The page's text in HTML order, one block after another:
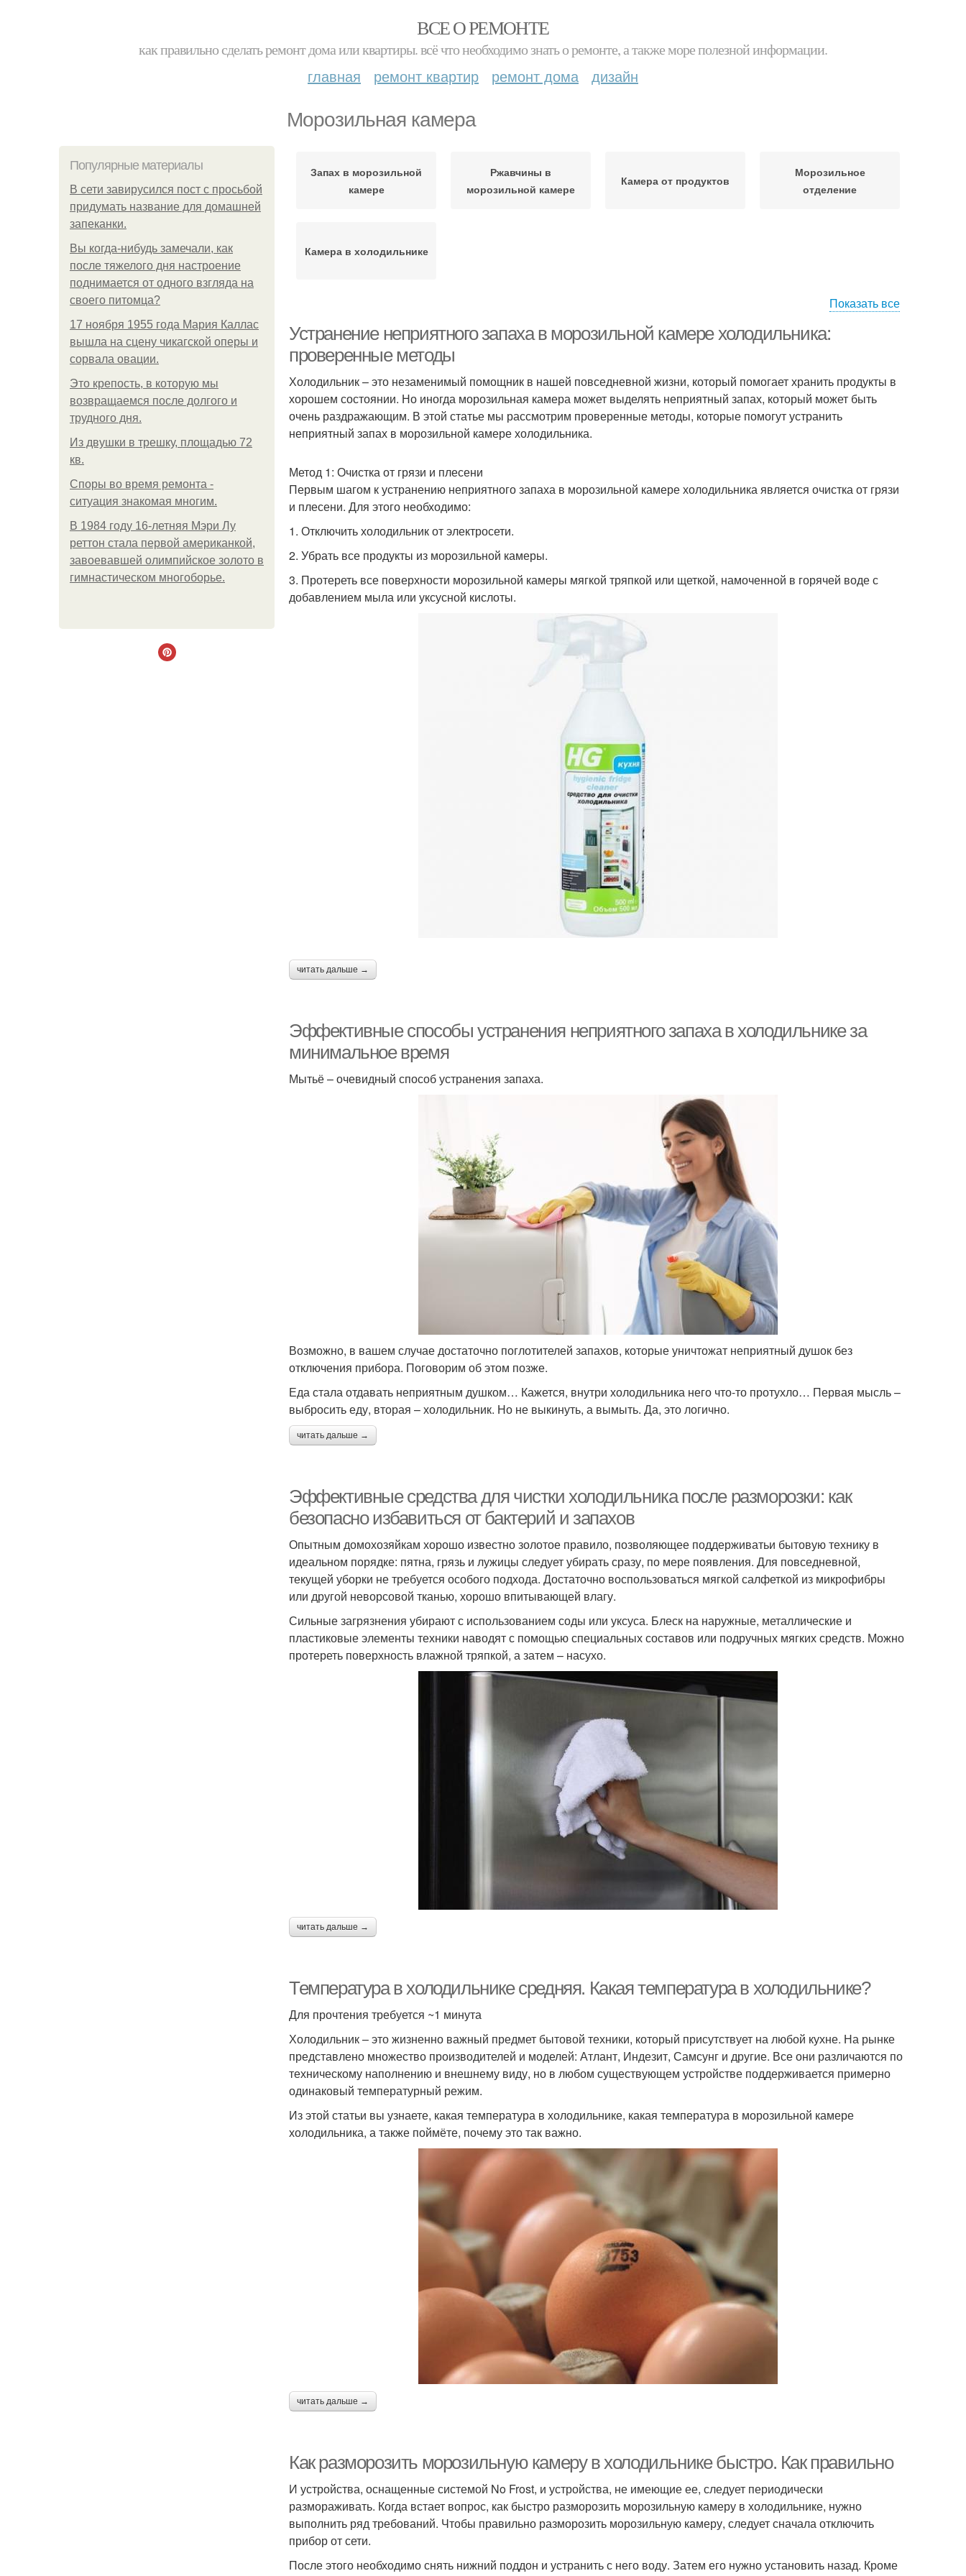
ВСЕ О РЕМОНТЕ
как правильно сделать ремонт дома или квартиры. всё что необходимо знать о ремонте, а также море полезной информации.
главная ремонт квартир ремонт дома дизайн
Морозильная камера
Популярные материалы
В сети завирусился пост с просьбой
придумать название для домашней
запеканки.
Вы когда-нибудь замечали, как
после тяжелого дня настроение
поднимается от одного взгляда на
своего питомца?
17 ноября 1955 года Мария Каллас
вышла на сцену чикагской оперы и
сорвала овации.
Это крепость, в которую мы
возвращаемся после долгого и
трудного дня.
Из двушки в трешку, площадью 72
кв.
Споры во время ремонта -
ситуация знакомая многим.
В 1984 году 16-летняя Мэри Лу
реттон стала первой американкой,
завоевавшей олимпийское золото в
гимнастическом многоборье.
Запах в морозильной
камере
Ржавчины в
морозильной камере
Камера от продуктов
Морозильное
отделение
Камера в холодильнике
Показать все
Устранение неприятного запаха в морозильной камере холодильника:
проверенные методы
Холодильник – это незаменимый помощник в нашей повседневной жизни, который помогает хранить продукты в
хорошем состоянии. Но иногда морозильная камера может выделять неприятный запах, который может быть
очень раздражающим. В этой статье мы рассмотрим проверенные методы, которые помогут устранить
неприятный запах в морозильной камере холодильника.
Метод 1: Очистка от грязи и плесени
Первым шагом к устранению неприятного запаха в морозильной камере холодильника является очистка от грязи
и плесени. Для этого необходимо:
1. Отключить холодильник от электросети.
2. Убрать все продукты из морозильной камеры.
3. Протереть все поверхности морозильной камеры мягкой тряпкой или щеткой, намоченной в горячей воде с
добавлением мыла или уксусной кислоты.
читать дальше →
Эффективные способы устранения неприятного запаха в холодильнике за
минимальное время
Мытьё – очевидный способ устранения запаха.
Возможно, в вашем случае достаточно поглотителей запахов, которые уничтожат неприятный душок без
отключения прибора. Поговорим об этом позже.
Еда стала отдавать неприятным душком… Кажется, внутри холодильника него что-то протухло… Первая мысль –
выбросить еду, вторая – холодильник. Но не выкинуть, а вымыть. Да, это логично.
читать дальше →
Эффективные средства для чистки холодильника после разморозки: как
безопасно избавиться от бактерий и запахов
Опытным домохозяйкам хорошо известно золотое правило, позволяющее поддерживатьи бытовую технику в
идеальном порядке: пятна, грязь и лужицы следует убирать сразу, по мере появления. Для повседневной,
текущей уборки не требуется особого подхода. Достаточно воспользоваться мягкой салфеткой из микрофибры
или другой неворсовой тканью, хорошо впитывающей влагу.
Сильные загрязнения убирают с использованием соды или уксуса. Блеск на наружные, металлические и
пластиковые элементы техники наводят с помощью специальных составов или подручных мягких средств. Можно
протереть поверхность влажной тряпкой, а затем – насухо.
читать дальше →
Температура в холодильнике средняя. Какая температура в холодильнике?
Для прочтения требуется ~1 минута
Холодильник – это жизненно важный предмет бытовой техники, который присутствует на любой кухне. На рынке
представлено множество производителей и моделей: Атлант, Индезит, Самсунг и другие. Все они различаются по
техническому наполнению и внешнему виду, но в любом существующем устройстве поддерживается примерно
одинаковый температурный режим.
Из этой статьи вы узнаете, какая температура в холодильнике, какая температура в морозильной камере
холодильника, а также поймёте, почему это так важно.
читать дальше →
Как разморозить морозильную камеру в холодильнике быстро. Как правильно
И устройства, оснащенные системой No Frost, и устройства, не имеющие ее, следует периодически
размораживать. Когда встает вопрос, как быстро разморозить морозильную камеру в холодильнике, нужно
выполнить ряд требований. Чтобы правильно разморозить морозильную камеру, следует сначала отключить
прибор от сети.
После этого необходимо снять нижний поддон и устранить с него воду. Затем его нужно установить назад. Кроме